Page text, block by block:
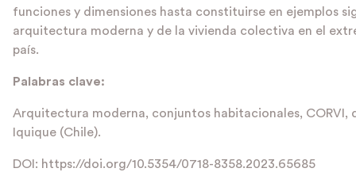
funciones y dimensiones hasta constituirse en ejemplos
arquitectura moderna y de la vivienda colectiva en el
país.
Palabras clave:
Arquitectura moderna, conjuntos habitacionales, CORVI,
Iquique (Chile).
DOI: https://doi.org/10.5354/0718-8358.2023.65685